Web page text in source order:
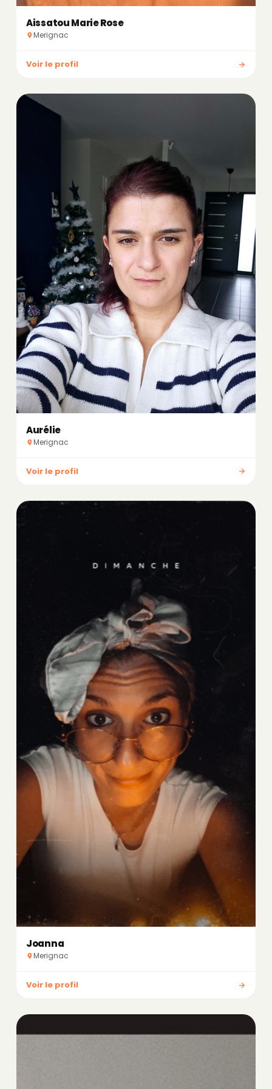
Aissatou Marie Rose
Merignac
Voir le profil
Aurélie
Merignac
Voir le profil
Joanna
Merignac
Voir le profil